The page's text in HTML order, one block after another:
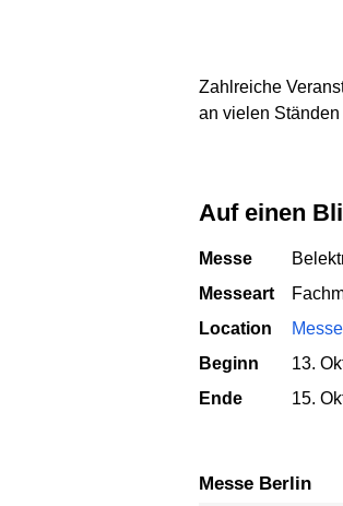
Zahlreiche
an vielen
Auf einen
Messe
Messeart
Location
Beginn
13.
Ende
15.
Messe Berlin